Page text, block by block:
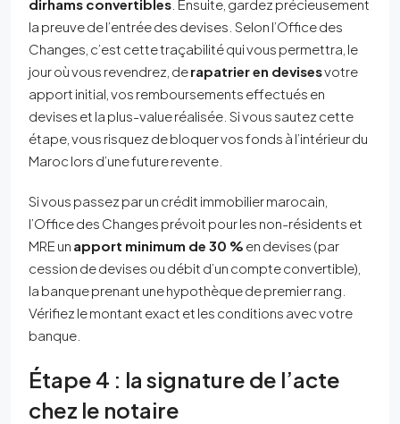
dirhams convertibles . Ensuite, gardez précieusement
la preuve de l’entrée des devises. Selon l’Office des
Changes, c’est cette traçabilité qui vous permettra, le
jour où vous revendrez, derapatrier en devisesvotre
apport initial, vos remboursements effectués en
devises et la plus-value réalisée. Si vous sautez cette
étape, vous risquez de bloquer vos fonds à l’intérieur du
Maroc lors d’une future revente.
Si vous passez par un crédit immobilier marocain,
l’Office des Changes prévoit pour les non-résidents et
MRE un apport minimum de 30 % en devises (par
cession de devises ou débit d’un compte convertible),
la banque prenant une hypothèque de premier rang.
Vérifiez le montant exact et les conditions avec votre
banque.
Étape 4 : la signature de l’acte
chez le notaire